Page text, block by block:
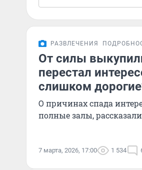
РАЗВЛЕЧЕНИЯ
От силы
перестал
слишком
О причинах спада
полные залы,
7 марта, 2026, 17:00 1 534